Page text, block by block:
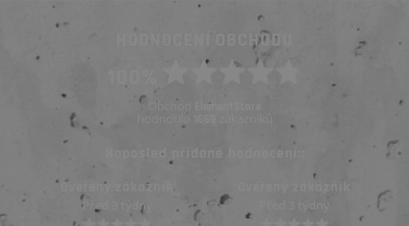
HODNOCENÍ OBCHODU
Obchod ElementStore
hodnotilo
Naposled přidané hodnocení::
Ověřený zákazník
Před 3 týdny